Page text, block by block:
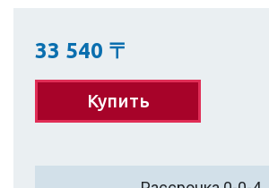
33 540 〒
Купить